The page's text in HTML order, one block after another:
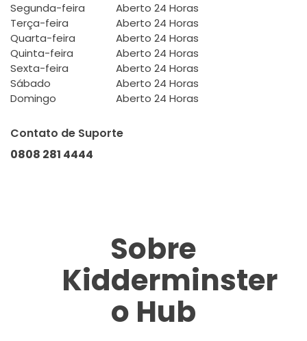
Segunda-feira
Aberto 24 Horas
Terça-feira
Aberto 24 Horas
Quarta-feira
Aberto 24 Horas
Quinta-feira
Aberto 24 Horas
Sexta-feira
Aberto 24 Horas
Sábado
Aberto 24 Horas
Domingo
Aberto 24 Horas
Contato de Suporte
0808 281 4444
Sobre
Kidderminster
o Hub